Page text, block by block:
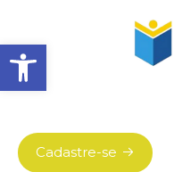
Abrir barra de ferramentas
Cadastre-se